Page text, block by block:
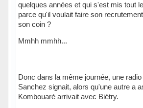
quelques années et qui s'est mis tout
parce qu'il voulait faire son
son coin ?
Mmhh mmhh...
Donc dans la même journée, une
Sanchez signait, alors qu'une autre a
Kombouaré arrivait avec Biétry.